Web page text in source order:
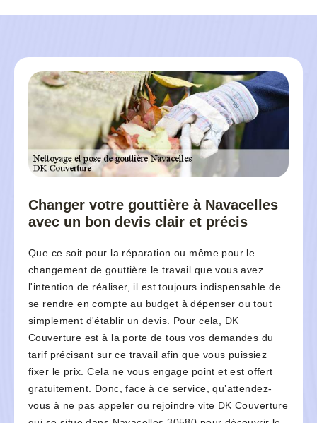
Changer votre gouttière à Navacelles
avec un bon devis clair et précis
Que ce soit pour la réparation ou même pour le
changement de gouttière le travail que vous avez
l'intention de réaliser, il est toujours indispensable de
se rendre en compte au budget à dépenser ou tout
simplement d'établir un devis. Pour cela, DK
Couverture est à la porte de tous vos demandes du
tarif précisant sur ce travail afin que vous puissiez
fixer le prix. Cela ne vous engage point et est offert
gratuitement. Donc, face à ce service, qu’attendez-
vous à ne pas appeler ou rejoindre vite DK Couverture